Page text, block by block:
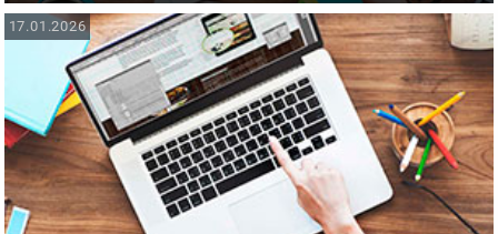
17.01.2026